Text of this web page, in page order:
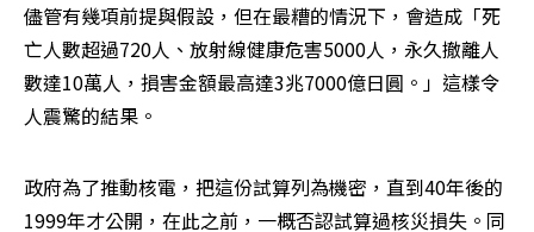
儘管有幾項前提與假設，但在最糟的情況下，會造成「死
亡人數超過720人、放射線健康危害5000人，永久撤離人
數達10萬人，損害金額最高達3兆7000億日圓。」這樣令
人震驚的結果。
政府為了推動核電，把這份試算列為機密，直到40年後的
1999年才公開，在此之前，一概否認試算過核災損失。同